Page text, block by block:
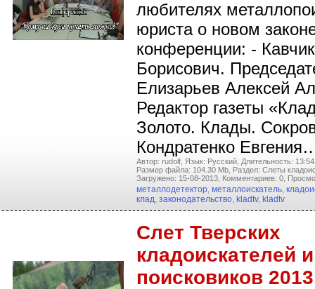
любителях
юриста о новом
конференции: -
Борисович.
Елизарьев Алексей
Редактор газеты
Золото. Клады.
Кондратенко
Автор: rudolf, Язык: Русский, Длительность:
Размер файла: 104.30 Mb, Раздел: Слеты
Загружено: 15-08-2013, Комментариев: 0,
металлодетектор, металлоискатель,
клад, законодательство, kladtv, kladtv
Слет Тверских
кладоискателей и
поисковиков 2013